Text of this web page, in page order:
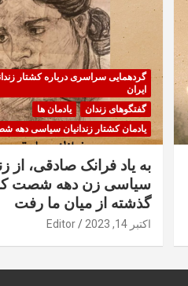
گردهمایی سراسری درباره کشتار
ایران
گفتگوهای زندان
یادمان ها
یادمان کشتار زندانیان سیاسی دهه
به یاد فرانک صادقی، از
سیاسی زن دهه شصت
گذشته از میان ما رفت
اکتبر 14, 2023 Editor